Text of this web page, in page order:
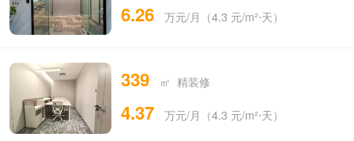
6.26 万元/月（4.3 元/m²⋅天）
339 ㎡ 精装修
4.37 万元/月（4.3 元/m²⋅天）